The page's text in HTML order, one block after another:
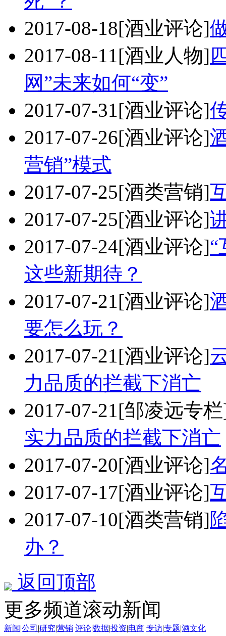
2017-08-18[酒业评论]
2017-08-11[酒业人物]
网”未来如何“变”
2017-07-31[酒业评论]
2017-07-26[酒业评论]
营销”模式
2017-07-25[酒类营销]
2017-07-25[酒业评论]
2017-07-24[酒业评论]“
这些新期待？
2017-07-21[酒业评论]
要怎么玩？
2017-07-21[酒业评论]
力品质的拦截下消亡
2017-07-21[邹凌远专
实力品质的拦截下消亡
2017-07-20[酒业评论]
2017-07-17[酒业评论]
2017-07-10[酒类营销]
办？
返回顶部
更多频道滚动新闻
新闻|公司 |研究|营销 评论|数据|投资|电商 专访|专题|酒文化